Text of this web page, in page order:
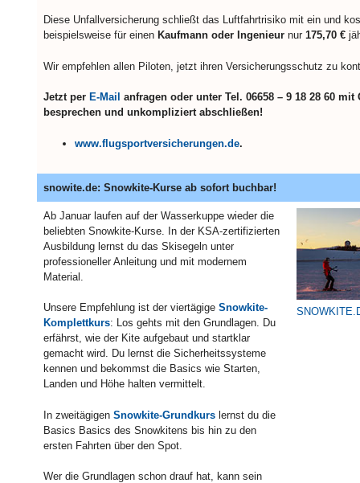
Diese Unfallversicherung schließt das Luftfahrtrisiko mit ein und
beispielsweise für einen Kaufmann oder Ingenieur nur 175,70 €
Wir empfehlen allen Piloten, jetzt ihren Versicherungsschutz zu
Jetzt per E-Mail anfragen oder unter Tel. 06658 – 9 18 28 60 mit
besprechen und unkompliziert abschließen!
www.flugsportversicherungen.de.
snowite.de: Snowkite-Kurse ab sofort buchbar!
Ab Januar laufen auf der Wasserkuppe wieder die
beliebten Snowkite-Kurse. In der KSA-zertifizierten
Ausbildung lernst du das Skisegeln unter
professioneller Anleitung und mit modernem
Material.
Unsere Empfehlung ist der viertägige Snowkite-
Komplettkurs: Los gehts mit den Grundlagen. Du
erfährst, wie der Kite aufgebaut und startklar
gemacht wird. Du lernst die Sicherheitssysteme
kennen und bekommst die Basics wie Starten,
Landen und Höhe halten vermittelt.
In zweitägigen Snowkite-Grundkurs lernst du die
Basics Basics des Snowkitens bis hin zu den
ersten Fahrten über den Spot.
Wer die Grundlagen schon drauf hat, kann sein